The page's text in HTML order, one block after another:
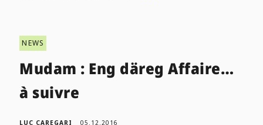
NEWS
Mudam : Eng däreg Affaire…
à suivre
LUC CAREGARI 05.12.2016